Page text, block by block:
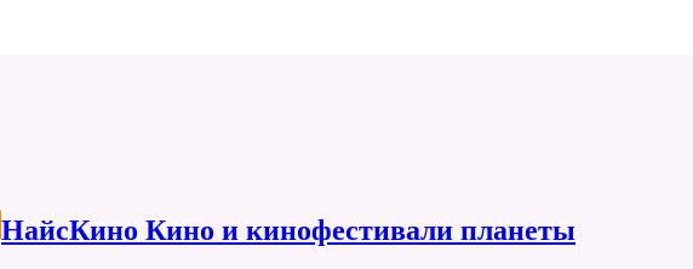
НайсКино Кино и кинофестивали планеты